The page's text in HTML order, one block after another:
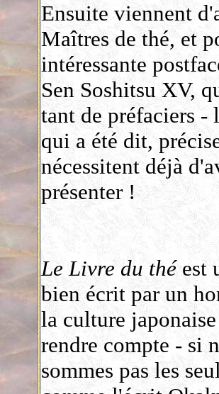
Ensuite viennent
Maîtres de thé, et
intéressante
Sen Soshitsu XV,
tant de préfaciers
qui a été dit,
nécessitent déjà
présenter !
Le Livre du théest
bien écrit par un
la culture
rendre compte - si
sommes pas les